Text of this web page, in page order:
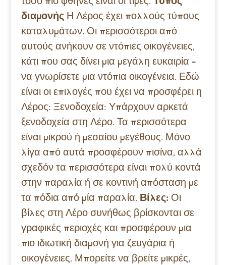
διαμονής Η Λέρος έχει πολλούς τύπους
καταλυμάτων. Οι περισσότεροι από
αυτούς ανήκουν σε ντόπιες οικογένειες,
κάτι που σας δίνει μια μεγάλη ευκαιρία –
να γνωρίσετε μια ντόπια οικογένεια. Εδώ
είναι οι επιλογές που έχει να προσφέρει η
Λέρος: Ξενοδοχεία: Υπάρχουν αρκετά
ξενοδοχεία στη Λέρο. Τα περισσότερα
είναι μικρού ή μεσαίου μεγέθους. Μόνο
λίγα από αυτά προσφέρουν πισίνα, αλλά
σχεδόν τα περισσότερα είναι πολύ κοντά
στην παραλία ή σε κοντινή απόσταση με
τα πόδια από μία παραλία. Βίλες: Οι
βίλες στη Λέρο συνήθως βρίσκονται σε
γραφικές περιοχές και προσφέρουν μια
πιο ιδιωτική διαμονή για ζευγάρια ή
οικογένειες. Μπορείτε να βρείτε μικρές,